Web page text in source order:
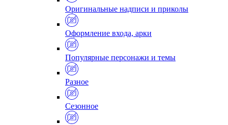
Оригинальные надписи и приколы
Оформление входа, арки
Популярные персонажи и темы
Разное
Сезонное